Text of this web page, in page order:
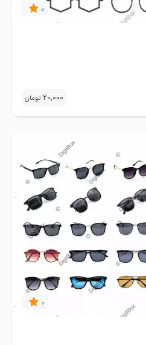
0
20,000 تومان
0